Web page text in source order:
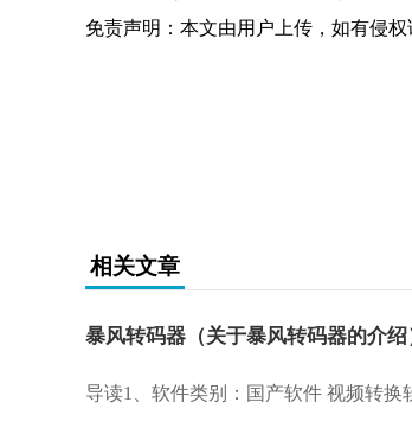
免责声明：本文由用户上传，如有侵权
相关文章
暴风转码器（关于暴风转码器的介绍
导读1、软件类别：国产软件 视频转换